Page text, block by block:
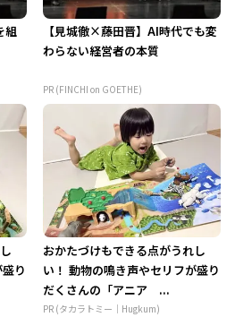
組
【見城徹×藤田晋】AI時代でも変
わらない経営者の本質
PR (FINCHI on GOETHE)
り
おかたづけもできる点がうれし
い！ 動物の鳴き声やセリフが盛り
だくさんの「アニア ...
PR (タカラトミー｜Hugkum)